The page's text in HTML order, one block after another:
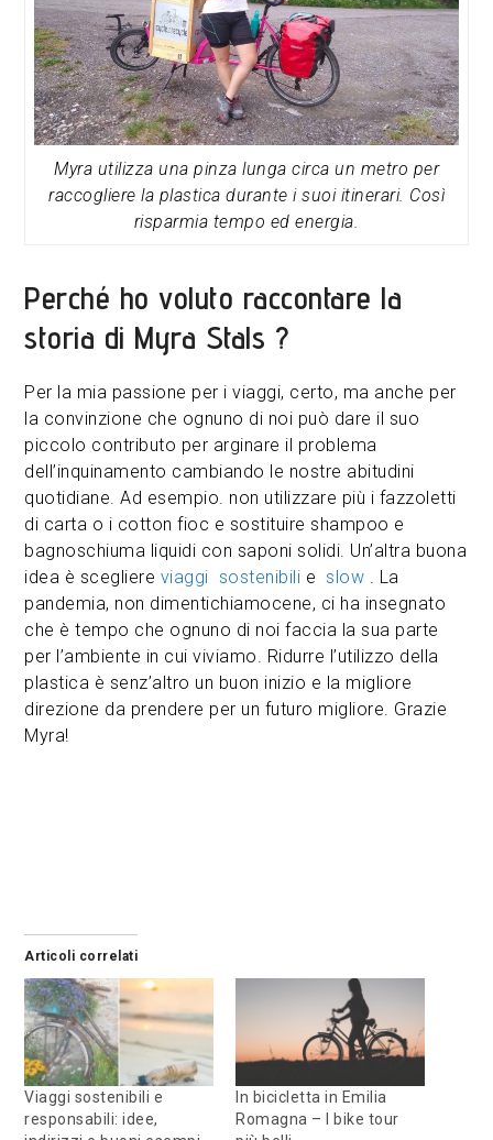
Myra utilizza una pinza lunga circa un metro per
raccogliere la plastica durante i suoi itinerari. Così
risparmia tempo ed energia.
Perché ho voluto raccontare la
storia di Myra Stals ?
Per la mia passione per i viaggi, certo, ma anche per
la convinzione che ognuno di noi può dare il suo
piccolo contributo per arginare il problema
dell’inquinamento cambiando le nostre abitudini
quotidiane. Ad esempio. non utilizzare più i fazzoletti
di carta o i cotton fioc e sostituire shampoo e
bagnoschiuma liquidi con saponi solidi. Un’altra buona
idea è scegliere viaggi sostenibili e slow
. La
pandemia, non dimentichiamocene, ci ha insegnato
che è tempo che ognuno di noi faccia la sua parte
per l’ambiente in cui viviamo. Ridurre l’utilizzo della
plastica è senz’altro un buon inizio e la migliore
direzione da prendere per un futuro migliore. Grazie
Myra!
Articoli correlati
Viaggi sostenibili e
responsabili: idee,
In bicicletta in Emilia
Romagna – I bike tour